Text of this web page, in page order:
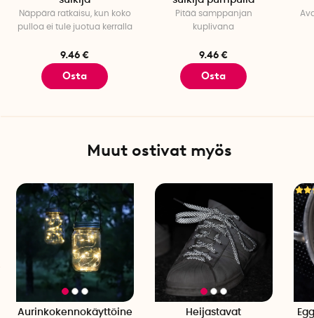
Näppärä ratkaisu, kun koko
pulloa ei tule juotua kerralla
9.46 €
Osta
Pitää samppanjan
kuplivana
9.46 €
Osta
Muut ostivat myös
Aurinkokennokäyttöine
Heijastavat